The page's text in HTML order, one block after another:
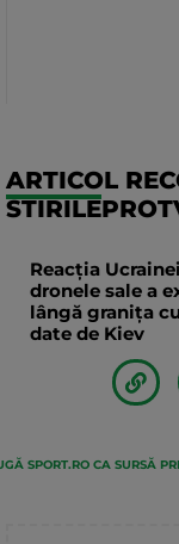
ARTICOL
Reacția
dronele sale a
lângă granița
date de Kiev
SPORT.RO CA SURSĂ